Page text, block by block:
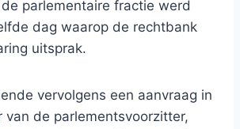
parlementaire fractie werd
dag waarop de rechtbank
uitsprak.
vervolgens een aanvraag in
van de parlementsvoorzitter,